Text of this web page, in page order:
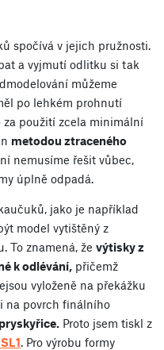
spočívá v jejich pružnosti.
a vyjmutí odlitku si tak
můžeme
po lehkém prohnutí
za použití zcela minimální
metodou ztraceného
nemusíme řešit vůbec,
úplně odpadá.
jako je například
model vytištěný z
To znamená, že výtisky z
k odlévání, přičemž
vyloženě na překážku
na povrch finálního
Proto jsem tiskl z
. Pro výrobu formy